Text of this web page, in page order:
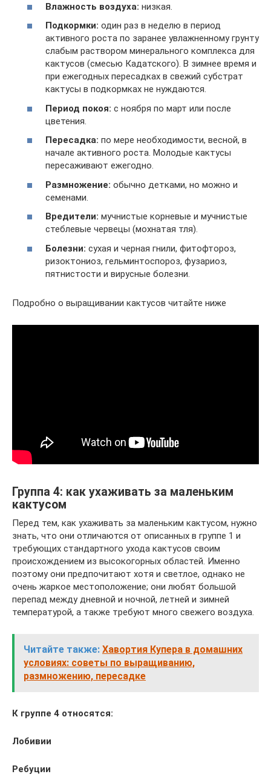
Влажность воздуха: низкая.
Подкормки: один раз в неделю в период
активного роста по заранее увлажненному грунту
слабым раствором минерального комплекса для
кактусов (смесью Кадатского). В зимнее время и
при ежегодных пересадках в свежий субстрат
кактусы в подкормках не нуждаются.
Период покоя: с ноября по март или после
цветения.
Пересадка: по мере необходимости, весной, в
начале активного роста. Молодые кактусы
пересаживают ежегодно.
Размножение: обычно детками, но можно и
семенами.
Вредители: мучнистые корневые и мучнистые
стеблевые червецы (мохнатая тля).
Болезни: сухая и черная гнили, фитофтороз,
ризоктониоз, гельминтоспороз, фузариоз,
пятнистости и вирусные болезни.
Подробно о выращивании кактусов читайте ниже
Группа 4: как ухаживать за маленьким
кактусом
Перед тем, как ухаживать за маленьким кактусом, нужно
знать, что они отличаются от описанных в группе 1 и
требующих стандартного ухода кактусов своим
происхождением из высокогорных областей. Именно
поэтому они предпочитают хотя и светлое, однако не
очень жаркое местоположение; они любят большой
перепад между дневной и ночной, летней и зимней
температурой, а также требуют много свежего воздуха.
Читайте также: Хавортия Купера в домашних
условиях: советы по выращиванию,
размножению, пересадке
К группе 4 относятся:
Лобивии
Ребуции